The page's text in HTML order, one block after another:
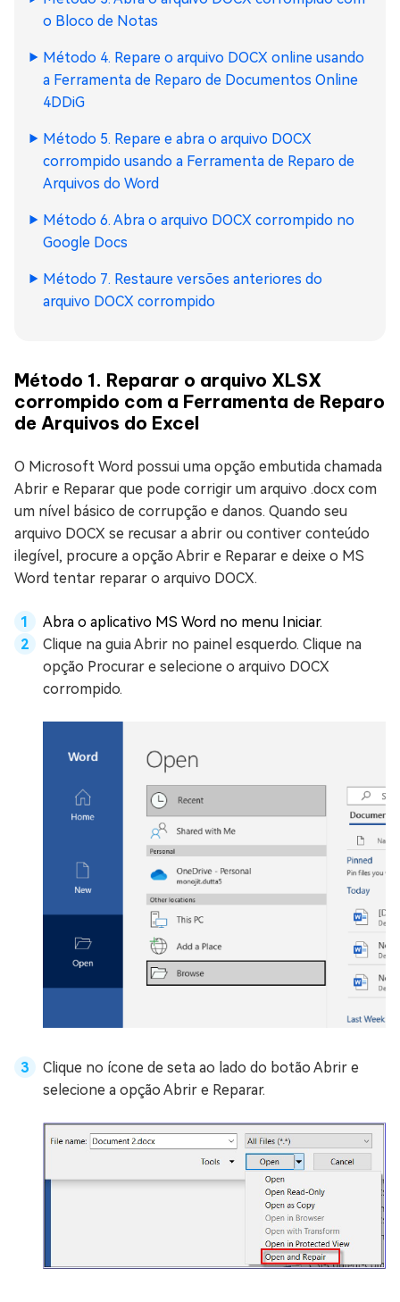
o Bloco de Notas
Método 4. Repare o arquivo DOCX online usando
a Ferramenta de Reparo de Documentos Online
4DDiG
Método 5. Repare e abra o arquivo DOCX
corrompido usando a Ferramenta de Reparo de
Arquivos do Word
Método 6. Abra o arquivo DOCX corrompido no
Google Docs
Método 7. Restaure versões anteriores do
arquivo DOCX corrompido
Método 1. Reparar o arquivo XLSX
corrompido com a Ferramenta de Reparo
de Arquivos do Excel
O Microsoft Word possui uma opção embutida chamada
Abrir e Reparar que pode corrigir um arquivo .docx com
um nível básico de corrupção e danos. Quando seu
arquivo DOCX se recusar a abrir ou contiver conteúdo
ilegível, procure a opção Abrir e Reparar e deixe o MS
Word tentar reparar o arquivo DOCX.
Abra o aplicativo MS Word no menu Iniciar.
Clique na guia Abrir no painel esquerdo. Clique na
opção Procurar e selecione o arquivo DOCX
corrompido.
Clique no ícone de seta ao lado do botão Abrir e
selecione a opção Abrir e Reparar.